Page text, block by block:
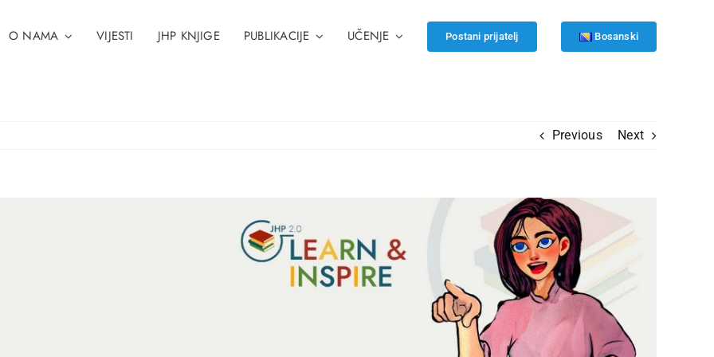
O NAMA VIJESTI JHP KNJIGE PUBLIKACIJE UČENJE Postani prijatelj Bosanski
Previous Next